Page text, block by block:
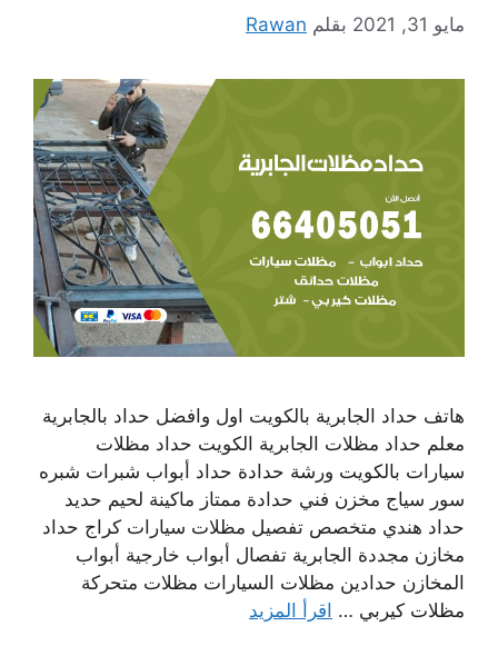
مايو 31, 2021 بقلم Rawan
هاتف حداد الجابرية بالكويت اول وافضل حداد بالجابرية
معلم حداد مظلات الجابرية الكويت حداد مظلات
سيارات بالكويت ورشة حدادة حداد أبواب شبرات شبره
سور سياج مخزن فني حدادة ممتاز ماكينة لحيم حديد
حداد هندي متخصص تفصيل مظلات سيارات كراج حداد
مخازن مجددة الجابرية تفصال أبواب خارجية أبواب
المخازن حدادين مظلات السيارات مظلات متحركة
مظلات كيربي … اقرأ المزيد